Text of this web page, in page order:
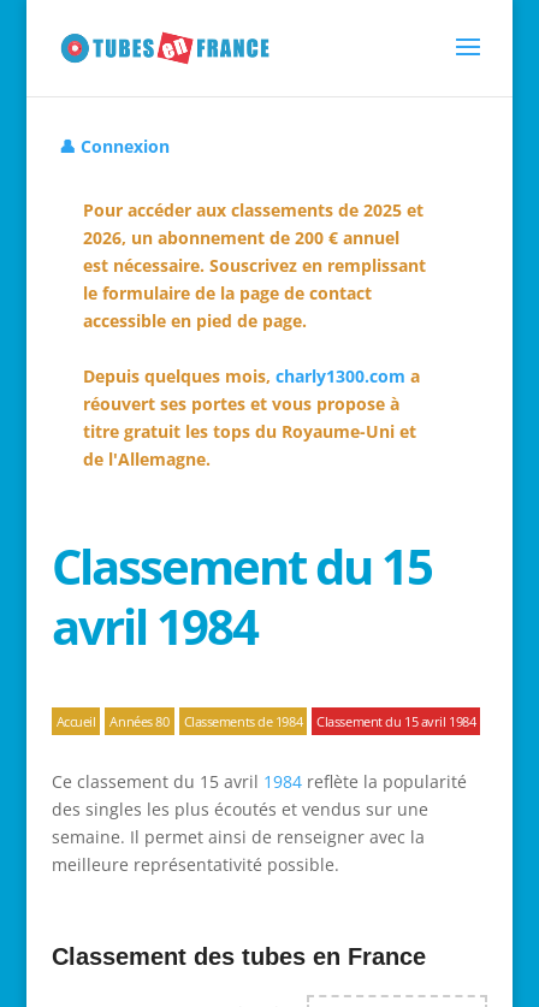
👤 Connexion
Pour accéder aux classements de 2025 et
2026, un abonnement de 200 € annuel
est nécessaire. Souscrivez en remplissant
le formulaire de la page de contact
accessible en pied de page.
Depuis quelques mois, charly1300.com a
réouvert ses portes et vous propose à
titre gratuit les tops du Royaume-Uni et
de l'Allemagne.
Classement du 15
avril 1984
Accueil Années 80 Classements de 1984 Classement du 15 avril 1984
Ce classement du 15 avril 1984reflète la popularité
des singles les plus écoutés et vendus sur une
semaine. Il permet ainsi de renseigner avec la
meilleure représentativité possible.
Classement des tubes en France